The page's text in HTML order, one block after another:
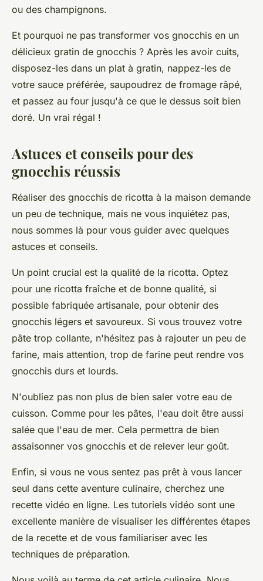
ou des champignons.
Et pourquoi ne pas transformer vos gnocchis en un
délicieux gratin de gnocchis ? Après les avoir cuits,
disposez-les dans un plat à gratin, nappez-les de
votre sauce préférée, saupoudrez de fromage râpé,
et passez au four jusqu'à ce que le dessus soit bien
doré. Un vrai régal !
Astuces et conseils pour des
gnocchis réussis
Réaliser des gnocchis de ricotta à la maison demande
un peu de technique, mais ne vous inquiétez pas,
nous sommes là pour vous guider avec quelques
astuces et conseils.
Un point crucial est la qualité de la ricotta. Optez
pour une ricotta fraîche et de bonne qualité, si
possible fabriquée artisanale, pour obtenir des
gnocchis légers et savoureux. Si vous trouvez votre
pâte trop collante, n'hésitez pas à rajouter un peu de
farine, mais attention, trop de farine peut rendre vos
gnocchis durs et lourds.
N'oubliez pas non plus de bien saler votre eau de
cuisson. Comme pour les pâtes, l'eau doit être aussi
salée que l'eau de mer. Cela permettra de bien
assaisonner vos gnocchis et de relever leur goût.
Enfin, si vous ne vous sentez pas prêt à vous lancer
seul dans cette aventure culinaire, cherchez une
recette vidéo en ligne. Les tutoriels vidéo sont une
excellente manière de visualiser les différentes étapes
de la recette et de vous familiariser avec les
techniques de préparation.